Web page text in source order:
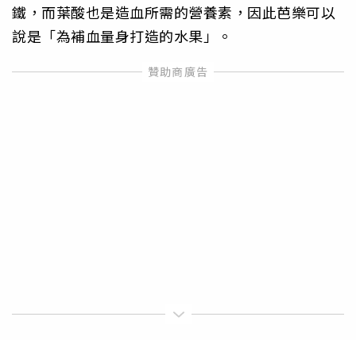
鐵，而葉酸也是造血所需的營養素，因此芭樂可以
說是「為補血量身打造的水果」。